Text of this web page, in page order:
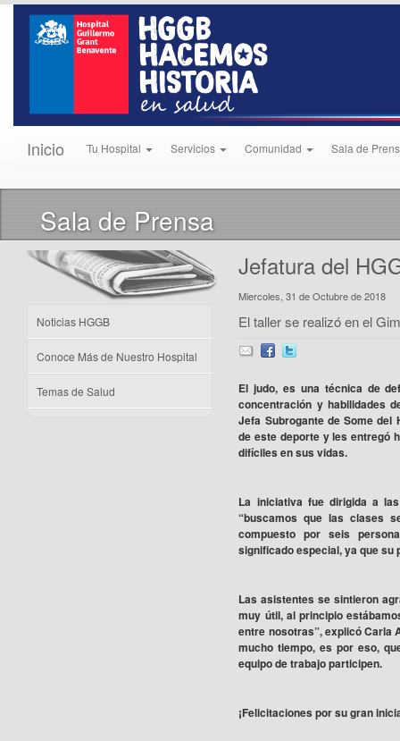
Inicio Tu Hospital Servicios Comunidad Sala de
Sala de Prensa
Noticias HGGB
Conoce Más de Nuestro Hospital
Temas de Salud
Jefatura del
Miercoles, 31 de Octubre de 2018
El taller se realizó en el
El judo, es una técnica de
concentración y habilidades
Jefa Subrogante de Some del
de este deporte y les entregó
difíciles en sus vidas.
La iniciativa fue dirigida a
“buscamos que las clases
compuesto por seis
significado especial, ya que su
Las asistentes se sintieron
muy útil, al principio
entre nosotras”, explicó Carla
mucho tiempo, es por eso,
equipo de trabajo participen.
¡Felicitaciones por su gran